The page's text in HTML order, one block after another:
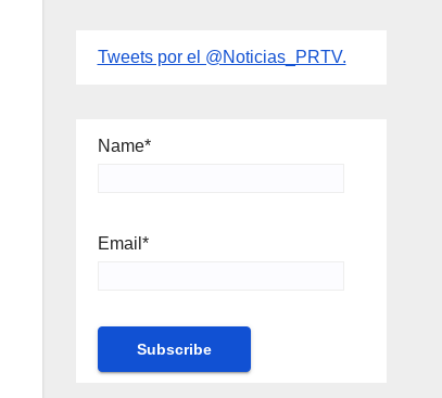
Tweets por el @Noticias_PRTV.
Name*
Email*